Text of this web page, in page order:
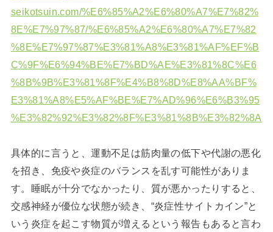
seikotsuin.com/%E6%85%A2%E6%80%A7%E7%82%
8E%E7%97%87/%E6%85%A2%E6%80%A7%E7%82
%8E%E7%97%87%E3%81%A8%E3%81%AF%EF%B
C%9F%E6%94%BE%E7%BD%AE%E3%81%8C%E6
%8B%9B%E3%81%8F%E4%B8%8D%E8%AA%BF%
E3%81%A8%E5%AF%BE%E7%AD%96%E6%B3%95
%E3%82%92%E3%82%8F%E3%81%8B%E3%82%8A
具体的に言うと、運動不足は筋肉量の低下や代謝の悪化
を招き、免疫や炎症のバランスを乱す可能性がありま
す。睡眠が十分でなかったり、質が悪かったりすると、
交感神経が優位な状態が続き、“炎症性サイトカイン”と
いう炎症を起こす物質が増えるという報告もあると言わ